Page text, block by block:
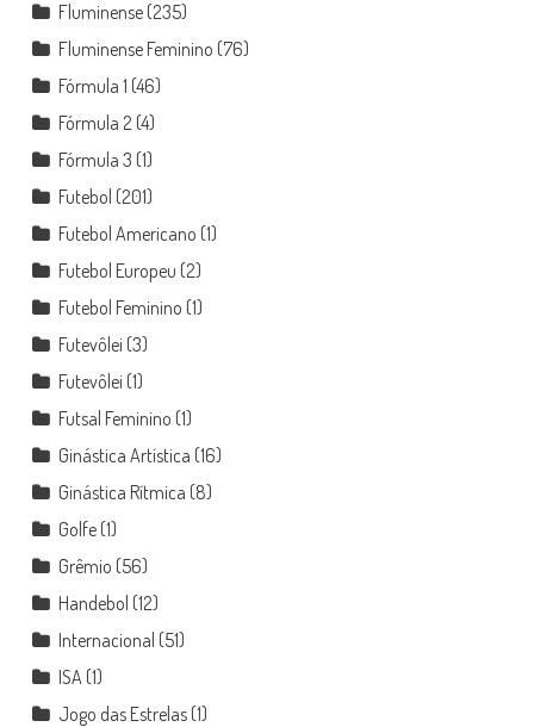
Fluminense(235)
Fluminense Feminino (76)
Fórmula 1 (46)
Fórmula 2 (4)
Fórmula 3 (1)
Futebol (201)
Futebol Americano (1)
Futebol Europeu (2)
Futebol Feminino (1)
Futevôlei (3)
Futevôlei (1)
Futsal Feminino (1)
Ginástica Artística (16)
Ginástica Rítmica (8)
Golfe(1)
Grêmio (56)
Handebol (12)
Internacional (51)
ISA (1)
Jogo das Estrelas(1)